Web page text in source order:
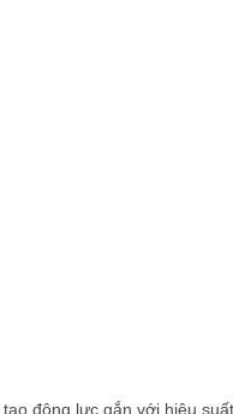
động lực gắn với hiệu suất